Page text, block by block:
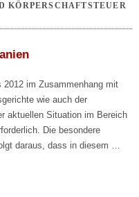
KÖRPERSCHAFTSTEUER
2012 im Zusammenhang mit
wie auch der
aktuellen Situation im Bereich
Die besondere
daraus, dass in diesem …